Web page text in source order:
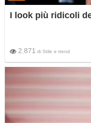
I look più ridicoli
2.871 di Stile e trend